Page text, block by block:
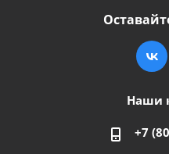
Наши
+7